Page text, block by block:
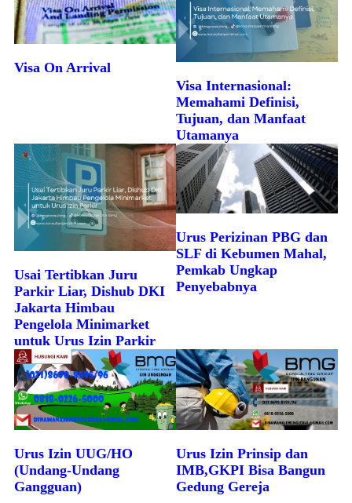
Visa On Arrival
Visa Internasional:
Memahami Definisi,
Tujuan, dan Manfaat
Utamanya
Usai Tertibkan Juru
Parkir Liar, Dishub DKI
Jakarta Himbau
Pengelola Minimarket
untuk Urus Izin Parkir
Urus Perizinan PBG dan
SLF di Kebumen Mahal,
Pemkab Ungkap
Penyebabnya
Urus Izin UUG/HO
(Undang-Undang
Gangguan)
Urus Izin Prinsip dan
IMB,GKPI Bisa Bangun
Gedung Gereja